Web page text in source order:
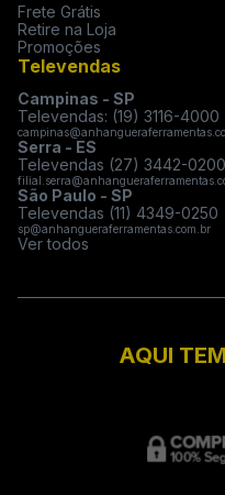
Frete Grátis
Retire na Loja
Promoções
Televendas
Campinas - SP
Televendas: (19) 3116-4000
Serra - ES
Televendas (27) 3442-0200
São Paulo - SP
Televendas (11) 4349-0250
sp@anhangueraferramentas.com.br
Ver todos
AQUI